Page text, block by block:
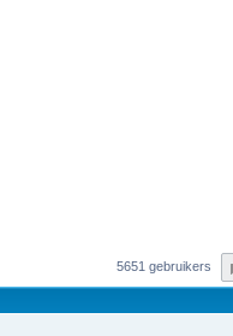
5651 gebruikers